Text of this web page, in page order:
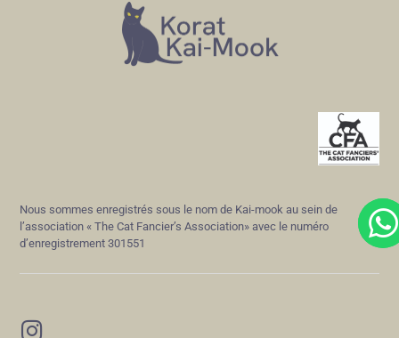
Nous sommes enregistrés sous le nom de Kai-mook au sein de
l’association « The Cat Fancier’s Association» avec le numéro
d’enregistrement 301551